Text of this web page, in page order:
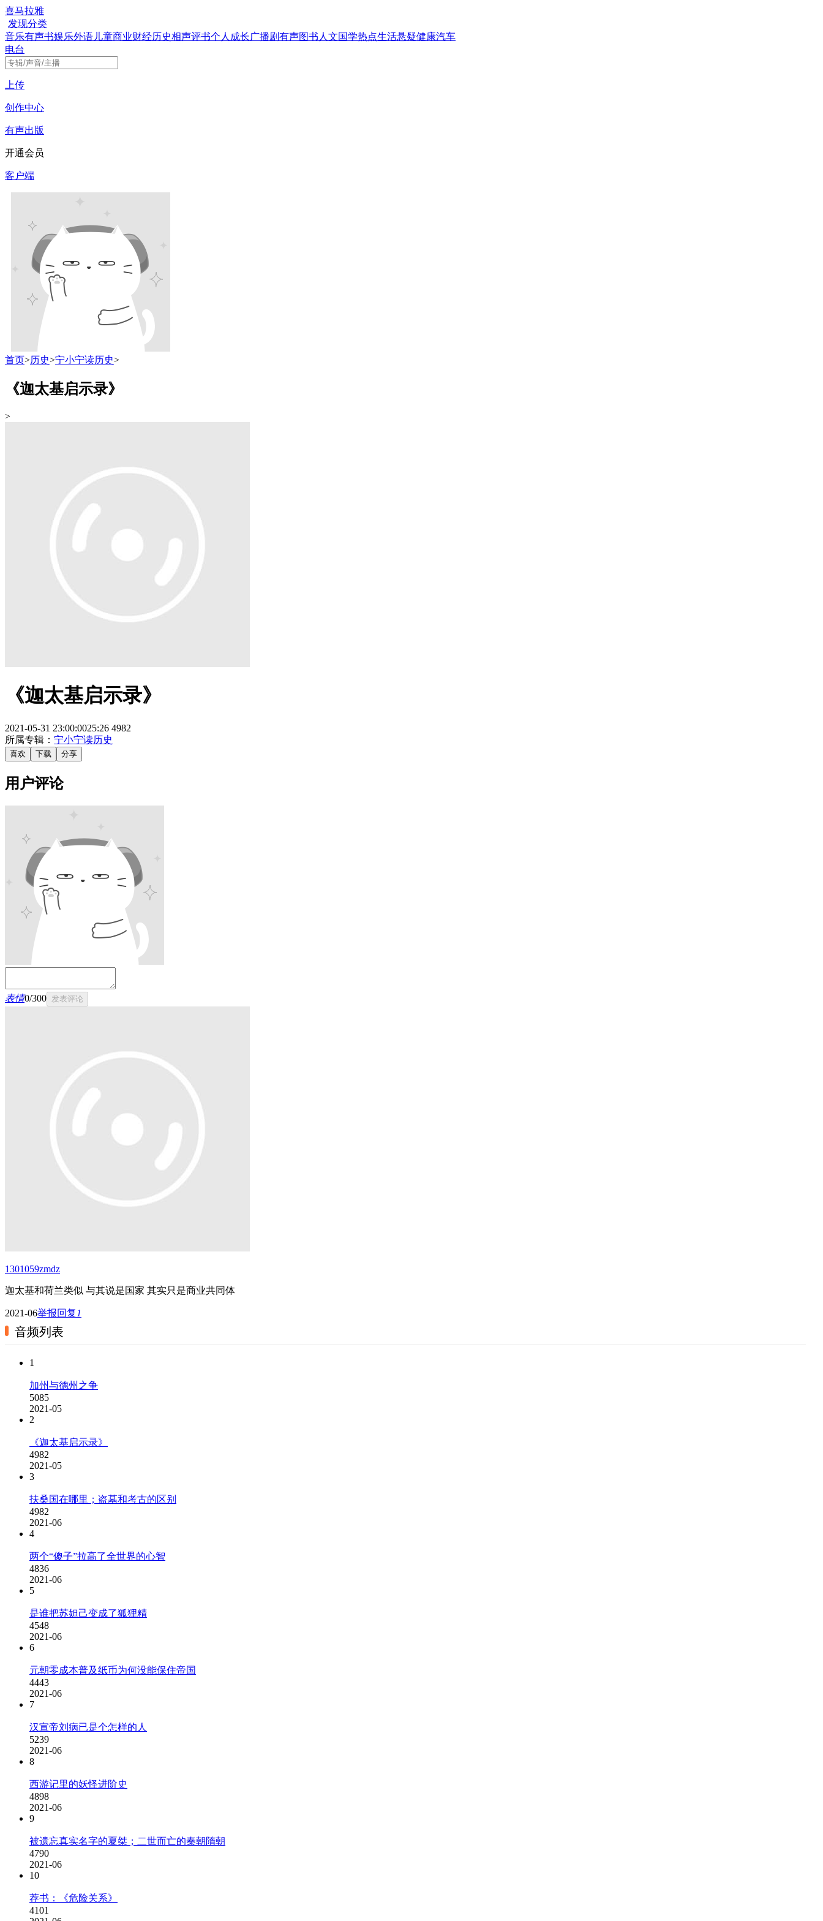
喜马拉雅
发现分类
音乐有声书娱乐外语 儿童商业财经历史相声评书个人成长广播剧有声图书 人文国学热点生活悬疑健康汽车
电台
上传
创作中心
有声出版
开通会员
客户端
首页>历史>宁小宁读历史>
《迦太基启示录》
>
《迦太基启示录》
2021-05-31 23:00:0025:26 4982
所属专辑： 宁小宁读历史
喜欢 下载 分享
用户评论
表情0/300 发表评论
1301059zmdz
迦太基和荷兰类似 与其说是国家 其实只是商业共同体
2021-06举报回复 1
音频列表
1
加州与德州之争
5085
2021-05
2
《迦太基启示录》
4982
2021-05
3
扶桑国在哪里；盗墓和考古的区别
4982
2021-06
4
两个“傻子”拉高了全世界的心智
4836
2021-06
5
是谁把苏妲己变成了狐狸精
4548
2021-06
6
元朝零成本普及纸币为何没能保住帝国
4443
2021-06
7
汉宣帝刘病已是个怎样的人
5239
2021-06
8
西游记里的妖怪进阶史
4898
2021-06
9
被遗忘真实名字的夏桀；二世而亡的秦朝隋朝
4790
2021-06
10
荐书：《危险关系》
4101